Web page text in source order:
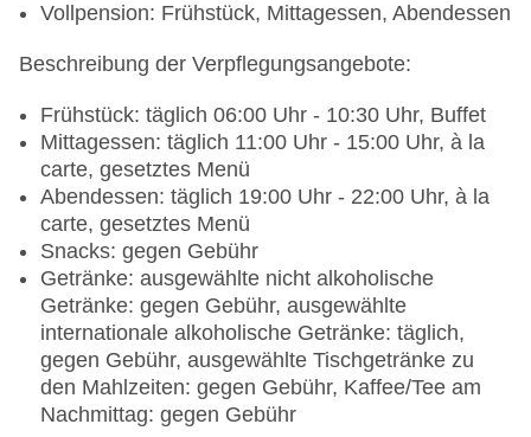
Vollpension: Frühstück, Mittagessen, Abendessen
Beschreibung der Verpflegungsangebote:
Frühstück: täglich 06:00 Uhr - 10:30 Uhr, Buffet
Mittagessen: täglich 11:00 Uhr - 15:00 Uhr, à la
carte, gesetztes Menü
Abendessen: täglich 19:00 Uhr - 22:00 Uhr, à la
carte, gesetztes Menü
Snacks: gegen Gebühr
Getränke: ausgewählte nicht alkoholische
Getränke: gegen Gebühr, ausgewählte
internationale alkoholische Getränke: täglich,
gegen Gebühr, ausgewählte Tischgetränke zu
den Mahlzeiten: gegen Gebühr, Kaffee/Tee am
Nachmittag: gegen Gebühr